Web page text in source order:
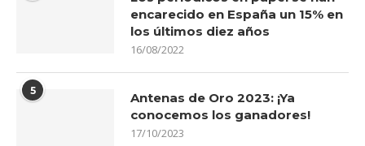
encarecido en España un 15% en
los últimos diez años
16/08/2022
5
Antenas de Oro 2023: ¡Ya
conocemos los ganadores!
17/10/2023